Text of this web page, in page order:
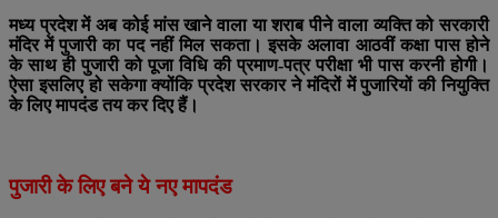
मध्य प्रदेश में अब कोई मांस खाने वाला या शराब पीने वाला व्यक्ति को सरकारी
मंदिर में पुजारी का पद नहीं मिल सकता। इसके अलावा आठवीं कक्षा पास होने
के साथ ही पुजारी को पूजा विधि की प्रमाण-पत्र परीक्षा भी पास करनी होगी।
ऐसा इसलिए हो सकेगा क्योंकि प्रदेश सरकार ने मंदिरों में पुजारियों की नियुक्ति
के लिए मापदंड तय कर दिए हैं।
पुजारी के लिए बने ये नए मापदंड